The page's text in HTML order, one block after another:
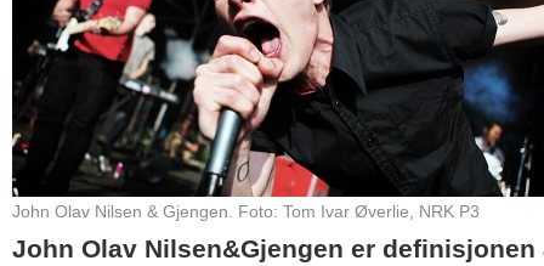
John Olav Nilsen & Gjengen. Foto: Tom Ivar Øverlie, NRK P3
John Olav Nilsen&Gjengen er